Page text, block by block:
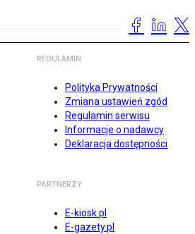
REGULAMIN
Polityka Prywatności
Zmiana ustawień zgód
Regulamin serwisu
Informacje o nadawcy
Deklaracja dostępności
PARTNERZY
E-kiosk.pl
E-gazety.pl